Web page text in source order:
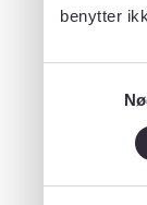
benytter